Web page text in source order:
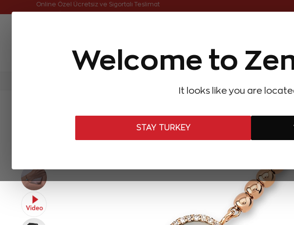
Welcome to
It looks like you are
STAY TURKEY
Online Özel Ücretsiz ve Sigortalı Teslimat
Aynı Gün Kargo Çok Satanlar Hediye Önerileri